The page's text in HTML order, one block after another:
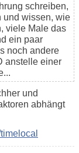
schreiben,
und wissen, wie
viele Male das
ein paar
noch andere
anstelle einer
und
abhängt